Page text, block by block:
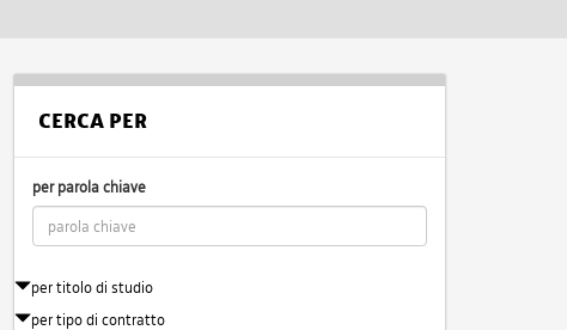
CERCA PER
per parola chiave
per titolo di studio
per tipo di contratto